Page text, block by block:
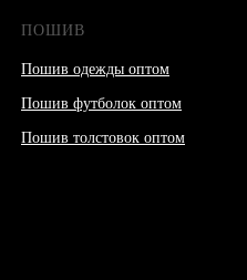
ПОШИВ
Пошив одежды оптом
Пошив футболок оптом
Пошив толстовок оптом